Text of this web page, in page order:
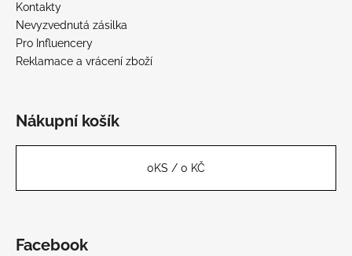
Kontakty
Nevyzvednutá zásilka
Pro Influencery
Reklamace a vrácení zboží
Nákupní košík
0KS / 0 KČ
Facebook